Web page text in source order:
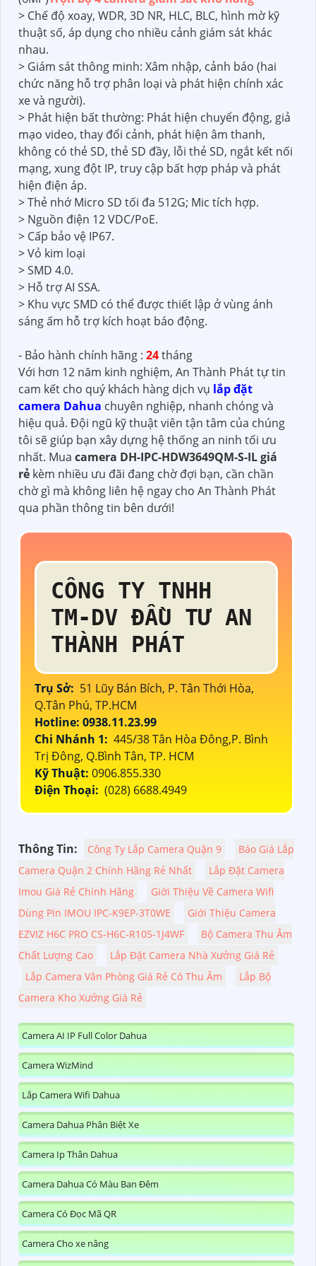
> Chế độ xoay, WDR, 3D NR, HLC, BLC, hình mờ kỹ
thuật số, áp dụng cho nhiều cảnh giám sát khác
nhau.
> Giám sát thông minh: Xâm nhập, cảnh báo (hai
chức năng hỗ trợ phân loại và phát hiện chính xác
xe và người).
> Phát hiện bất thường: Phát hiện chuyển động, giả
mạo video, thay đổi cảnh, phát hiện âm thanh,
không có thẻ SD, thẻ SD đầy, lỗi thẻ SD, ngắt kết nối
mạng, xung đột IP, truy cập bất hợp pháp và phát
hiện điện áp.
> Thẻ nhớ Micro SD tối đa 512G; Mic tích hợp.
> Nguồn điện 12 VDC/PoE.
> Cấp bảo vệ IP67.
> Vỏ kim loại
> SMD 4.0.
> Hỗ trợ AI SSA.
> Khu vực SMD có thể được thiết lập ở vùng ánh
sáng ấm hỗ trợ kích hoạt báo động.
- Bảo hành chính hãng : 24tháng
Với hơn 12 năm kinh nghiệm, An Thành Phát tự tin
cam kết cho quý khách hàng dịch vụ lắp đặt
camera Dahua chuyên nghiệp, nhanh chóng và
hiệu quả. Đội ngũ kỹ thuật viên tận tâm của chúng
tôi sẽ giúp bạn xây dựng hệ thống an ninh tối ưu
nhất. Mua camera DH-IPC-HDW3649QM-S-IL giá
rẻ kèm nhiều ưu đãi đang chờ đợi bạn, cần chần
chờ gì mà không liên hệ ngay cho An Thành Phát
qua phần thông tin bên dưới!
CÔNG TY TNHH
TM-DV ĐẦU TƯ AN
THÀNH PHÁT
Trụ Sở: 51 Lũy Bán Bích, P. Tân Thới Hòa,
Q.Tân Phú, TP.HCM
Hotline: 0938.11.23.99
Chi Nhánh 1: 445/38 Tân Hòa Đông,P. Bình
Trị Đông, Q.Bình Tân, TP. HCM
Kỹ Thuật: 0906.855.330
Điện Thoại: (028) 6688.4949
Thông Tin: Công Ty Lắp Camera Quận 9
Báo Giá Lắp
Camera Quận 2 Chính Hãng Rẻ Nhất
Lắp Đặt Camera
Imou Giá Rẻ Chính Hãng
Giới Thiệu Về Camera Wifi
Dùng Pin IMOU IPC-K9EP-3T0WE
Giới Thiệu Camera
EZVIZ H6C PRO CS-H6C-R105-1J4WF
Bộ Camera Thu Âm
Chất Lượng Cao
Lắp Đặt Camera Nhà Xưởng Giá Rẻ
Lắp Camera Văn Phòng Giá Rẻ Có Thu Âm
Lắp Bộ
Camera Kho Xưởng Giá Rẻ
Camera AI IP Full Color Dahua
Camera WizMind
Lắp Camera Wifi Dahua
Camera Dahua Phân Biệt Xe
Camera Ip Thân Dahua
Camera Dahua Có Màu Ban Đêm
Camera Có Đọc Mã QR
Camera Cho xe nâng